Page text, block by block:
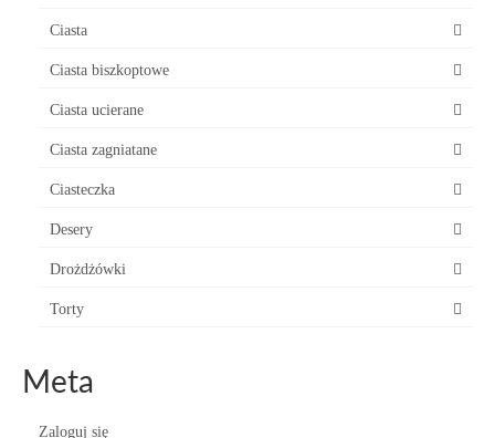
Ciasta
Ciasta biszkoptowe
Ciasta ucierane
Ciasta zagniatane
Ciasteczka
Desery
Drożdżówki
Torty
Meta
Zaloguj się